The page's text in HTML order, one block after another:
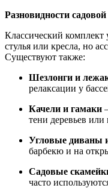
Разновидности
Классический комплект
стулья или кресла, но
Существуют также:
Шезлонги и
релаксации у
Качели и гамаки
тени деревьев или
Угловые диваны
барбекю и на
Садовые
часто